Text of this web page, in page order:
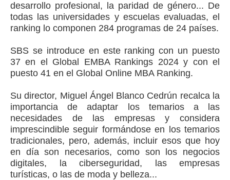
desarrollo profesional, la paridad de género... De
todas las universidades y escuelas evaluadas, el
ranking lo componen 284 programas de 24 países.
SBS se introduce en este ranking con un puesto
37 en el Global EMBA Rankings 2024 y con el
puesto 41 en el Global Online MBA Ranking.
Su director, Miguel Ángel Blanco Cedrún recalca la
importancia de adaptar los temarios a las
necesidades de las empresas y considera
imprescindible seguir formándose en los temarios
tradicionales, pero, además, incluir esos que hoy
en día son necesarios, como son los negocios
digitales, la ciberseguridad, las empresas
turísticas, o las de moda y belleza...